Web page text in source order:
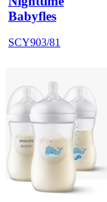
Babyfles
SCY903/81